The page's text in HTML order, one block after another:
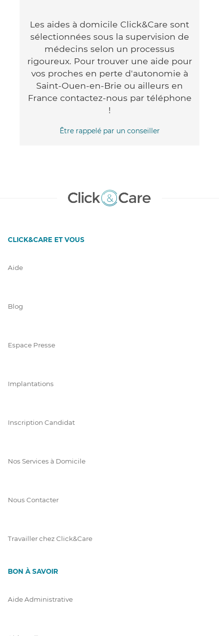
Les aides à domicile Click&Care sont
sélectionnées sous la supervision de
médecins selon un processus
rigoureux. Pour trouver une aide pour
vos proches en perte d'autonomie à
Saint-Ouen-en-Brie ou ailleurs en
France contactez-nous par téléphone
!
Être rappelé par un conseiller
CLICK&CARE ET VOUS
Aide
Blog
Espace Presse
Implantations
Inscription Candidat
Nos Services à Domicile
Nous Contacter
Travailler chez Click&Care
BON À SAVOIR
Aide Administrative